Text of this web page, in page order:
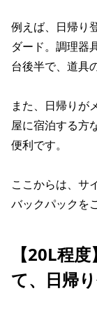
例えば、日帰り
ダード。調理器
台後半で、道具
また、日帰りが
屋に宿泊する方
便利です。
ここからは、サ
バックパックを
【20L程
て、日帰